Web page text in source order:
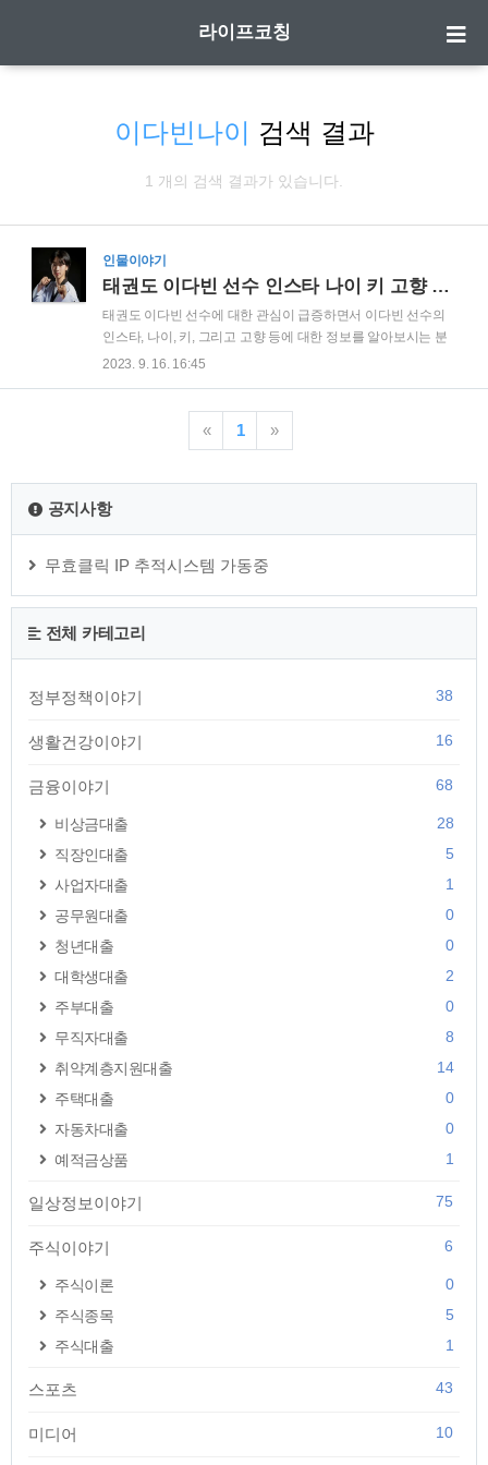
라이프코칭
이다빈나이 검색 결과
1 개의 검색 결과가 있습니다.
인물이야기
태권도 이다빈 선수 인스타 나이 키 고향 학력 프로필 정보
태권도 이다빈 선수에 대한 관심이 급증하면서 이다빈 선수의
인스타, 나이, 키, 그리고 고향 등에 대한 정보를 알아보시는 분
들이 많습니다. 이다빈 인스타 이다빈 인스타 바로가기 이다빈
동중학교 효정고등학교 한국체육대학교 신체 178cm, 70kg 소
속 서울특별시청 ▶ 지급 대기중인 내 돈 조회 ◀ "1인당 평균
은행예금 조회하기 √ 통신비 환급금 조회하기 √ 못 받은 3.3%
세금 조회하기 이다빈 선수 이력 이다빈 선수는 대한민국의 태
권도 선수로,..
2023. 9. 16. 16:45
« 1 »
공지사항
무효클릭 IP 추적시스템 가동중
전체 카테고리
정부정책이야기 38
생활건강이야기 16
금융이야기 68
비상금대출
28
직장인대출
5
사업자대출
1
공무원대출
0
청년대출
0
대학생대출
2
주부대출
0
무직자대출
8
취약계층지원대출
14
주택대출
0
자동차대출
0
예적금상품
1
일상정보이야기 75
주식이야기 6
주식이론
0
주식종목
5
주식대출
1
스포츠 43
미디어 10